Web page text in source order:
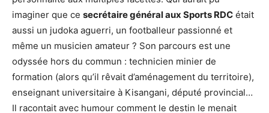
imaginer que ce secrétaire général aux Sports RDC était
aussi un judoka aguerri, un footballeur passionné et
même un musicien amateur ? Son parcours est une
odyssée hors du commun : technicien minier de
formation (alors qu’il rêvait d’aménagement du territoire),
enseignant universitaire à Kisangani, député provincial…
Il racontait avec humour comment le destin le menait